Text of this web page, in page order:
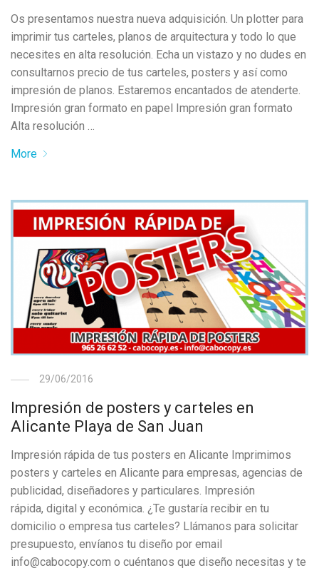
Os presentamos nuestra nueva adquisición. Un plotter para
imprimir tus carteles, planos de arquitectura y todo lo que
necesites en alta resolución. Echa un vistazo y no dudes en
consultarnos precio de tus carteles, posters y así como
impresión de planos. Estaremos encantados de atenderte.
Impresión gran formato en papel Impresión gran formato
Alta resolución …
More
29/06/2016
Impresión de posters y carteles en
Alicante Playa de San Juan
Impresión rápida de tus posters en Alicante Imprimimos
posters y carteles en Alicante para empresas, agencias de
publicidad, diseñadores y particulares. Impresión
rápida, digital y económica. ¿Te gustaría recibir en tu
domicilio o empresa tus carteles? Llámanos para solicitar
presupuesto, envíanos tu diseño por email
info@cabocopy.com o cuéntanos que diseño necesitas y te